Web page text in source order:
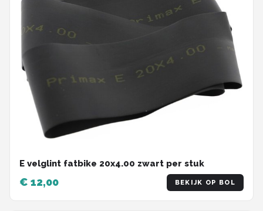
E velglint fatbike 20x4.00 zwart per stuk
€ 12,00 BEKIJK OP BOL